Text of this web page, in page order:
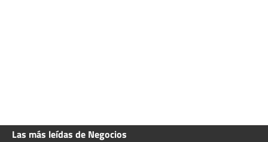
Las más leídas de Negocios